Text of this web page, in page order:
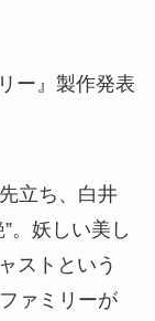
立ち、白井
。妖しい美し
ストという
ァミリーが